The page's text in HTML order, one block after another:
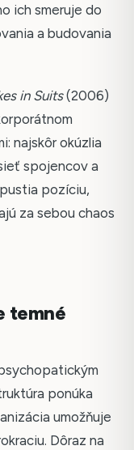
ich smeruje do
a budovania
in Suits(2006)
najskôr okúzlia
spojencov a
pozíciu,
za sebou chaos
temné
ponúka
umožňuje
Dôraz na